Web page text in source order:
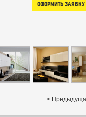
ОФОРМИТЬ
<